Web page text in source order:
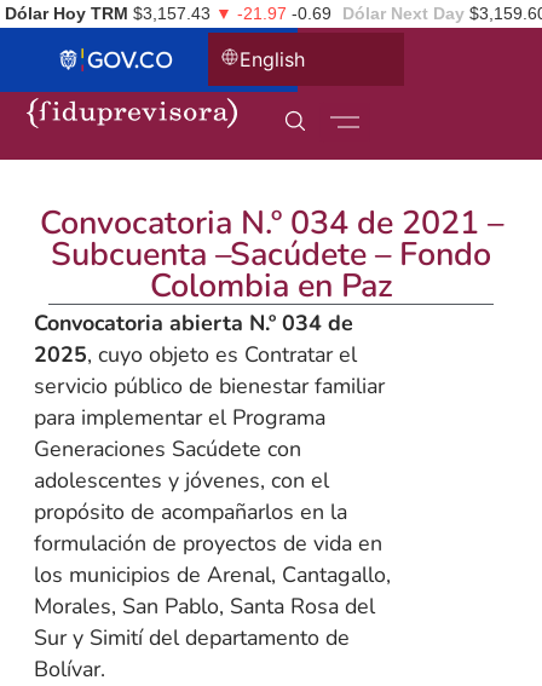
Dólar Hoy TRM $3,157.43 ▼ -21.97 -0.69 Dólar Next Day
English
Convocatoria N.º 034 de 2021 –
Subcuenta –Sacúdete – Fondo
Colombia en Paz
Convocatoria abierta N.º 034 de
2025, cuyo objeto es Contratar el
servicio público de bienestar familiar
para implementar el Programa
Generaciones Sacúdete con
adolescentes y jóvenes, con el
propósito de acompañarlos en la
formulación de proyectos de vida en
los municipios de Arenal, Cantagallo,
Morales, San Pablo, Santa Rosa del
Sur y Simití del departamento de
Bolívar.